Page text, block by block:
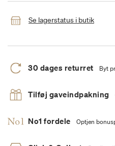
Se lagerstatus i butik
30 dages returret Byt
Tilføj gaveindpakning
No1 fordele Optjen